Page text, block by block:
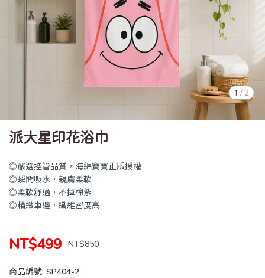
1 / 2
派大星印花浴巾
◎嚴選控管品質，海綿寶寶正版授權
◎瞬間吸水，親膚柔軟
◎柔軟舒適，不掉棉絮
◎精緻車邊，纖維密度高
NT$499 NT$850
商品編號: SP404-2